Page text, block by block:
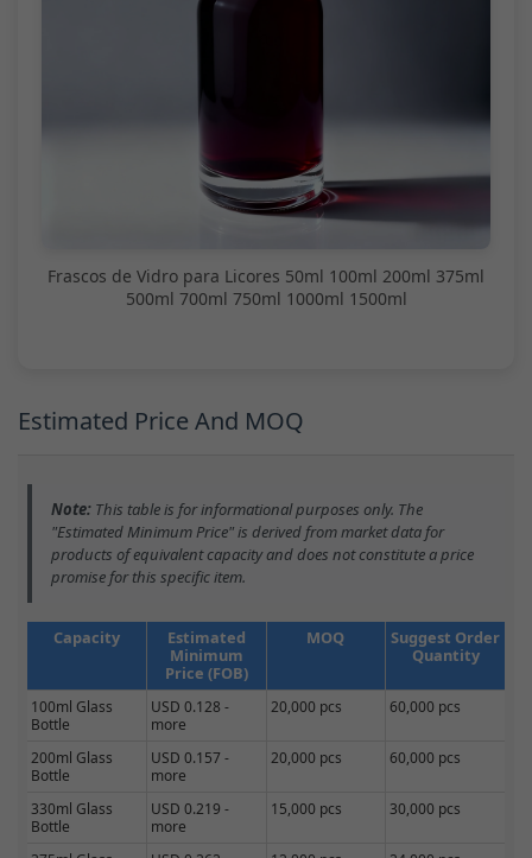
Frascos de Vidro para Licores 50ml 100ml 200ml 375ml
500ml 700ml 750ml 1000ml 1500ml
Estimated Price And MOQ
Note: This table is for informational purposes only. The
"Estimated Minimum Price" is derived from market data for
products of equivalent capacity and does not constitute a price
promise for this specific item.
Capacity
Estimated
Minimum
Price (FOB)
MOQ
Suggest Order
Quantity
100ml Glass
Bottle
USD 0.128 -
more
20,000 pcs 60,000 pcs
200ml Glass
Bottle
USD 0.157 -
more
20,000 pcs 60,000 pcs
330ml Glass
Bottle
USD 0.219 -
more
15,000 pcs 30,000 pcs